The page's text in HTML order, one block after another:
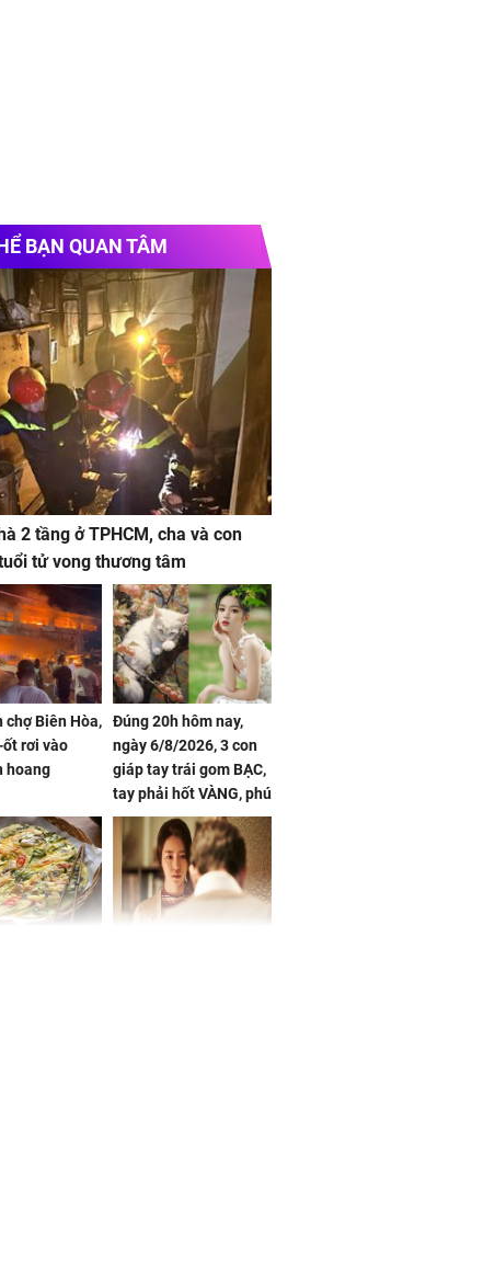
BẠN QUAN TÂM
2 tầng ở TPHCM, cha và con
tử vong thương tâm
chợ Biên Hòa,
rơi vào
hoang
Đúng 20h hôm nay,
ngày 6/8/2026, 3 con
giáp tay trái gom BẠC,
tay phải hốt VÀNG, phú
quý ngập nhà, của cải
chất đầy kho